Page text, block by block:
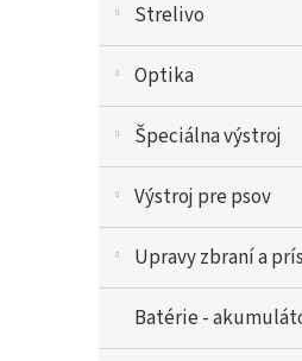
Strelivo
Optika
Špeciálna výstroj
Výstroj pre psov
Upravy zbraní a
Batérie -